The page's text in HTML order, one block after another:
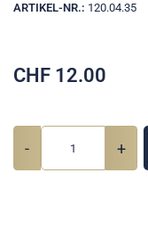
ARTIKEL-NR.: 120.04.35
CHF 12.00
- +